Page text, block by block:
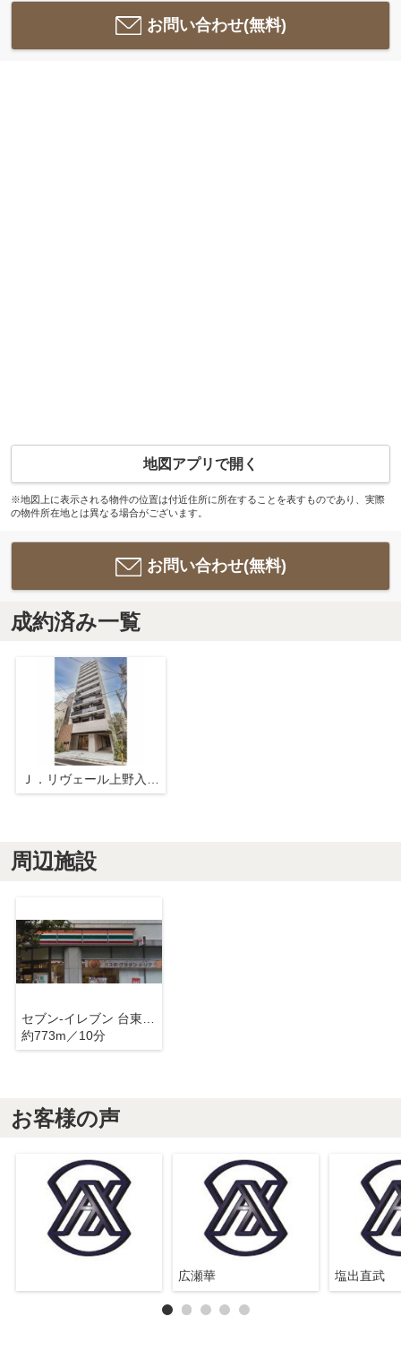
お問い合わせ(無料)
地図アプリで開く
※地図上に表示される物件の位置は付近住所に所在することを表すものであり、実際
の物件所在地とは異なる場合がございます。
お問い合わせ(無料)
成約済み一覧
周辺施設
セブン-イレブン 台東北上野１丁目店
約773m／10分
お客様の声
広瀬華 塩出直武